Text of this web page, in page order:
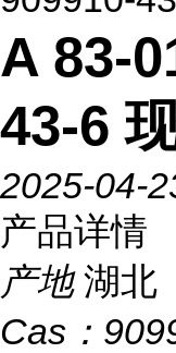
A 83-
43-6
2025-04-
产品详情
产地 湖北
Cas：